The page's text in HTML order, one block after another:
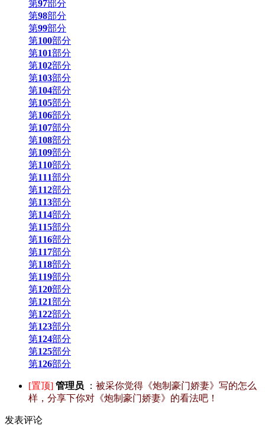
第97部分
第98部分
第99部分
第100部分
第101部分
第102部分
第103部分
第104部分
第105部分
第106部分
第107部分
第108部分
第109部分
第110部分
第111部分
第112部分
第113部分
第114部分
第115部分
第116部分
第117部分
第118部分
第119部分
第120部分
第121部分
第122部分
第123部分
第124部分
第125部分
第126部分
[置顶] 管理员 ： 被采你觉得《炮制豪门娇妻》写的怎么
样，分享下你对《炮制豪门娇妻》的看法吧！
发表评论